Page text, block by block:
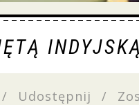
/ Udostępnij /